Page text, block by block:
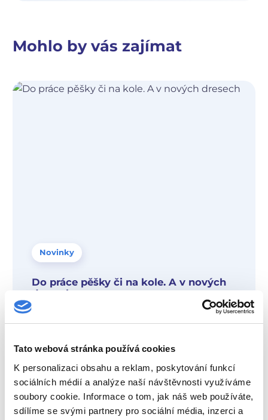
Tato webová stránka používá cookies
K personalizaci obsahu a reklam, poskytování funkcí
sociálních médií a analýze naší návštěvnosti využíváme
soubory cookie. Informace o tom, jak náš web používáte,
sdílíme se svými partnery pro sociální média, inzerci a
Mohlo by vás zajímat
Novinky
Do práce pěšky či na kole. A v nových
dresech